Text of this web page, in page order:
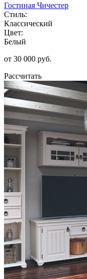
Гостиная Чичестер
Стиль:
Классический
Цвет:
Белый
от 30 000 руб.
Рассчитать